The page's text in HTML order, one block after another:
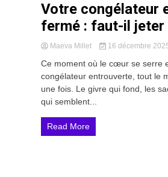
Votre congélateur
fermé : faut-il jeter
Maeva Millet 16 décembre
Ce moment où le cœur se serre
congélateur entrouverte, tout le
une fois. Le givre qui fond, les
qui semblent...
Read More